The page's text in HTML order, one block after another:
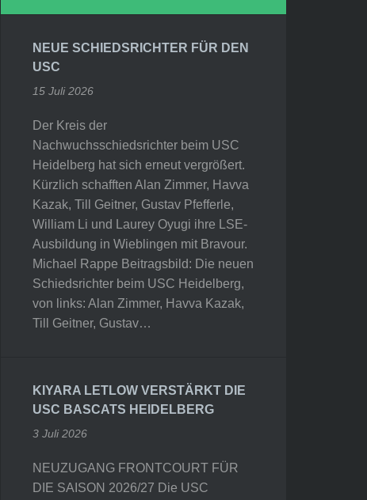
NEUE SCHIEDSRICHTER FÜR DEN
USC
15 Juli 2026
Der Kreis der
Nachwuchsschiedsrichter beim USC
Heidelberg hat sich erneut vergrößert.
Kürzlich schafften Alan Zimmer, Havva
Kazak, Till Geitner, Gustav Pfefferle,
William Li und Laurey Oyugi ihre LSE-
Ausbildung in Wieblingen mit Bravour.
Michael Rappe Beitragsbild: Die neuen
Schiedsrichter beim USC Heidelberg,
von links: Alan Zimmer, Havva Kazak,
Till Geitner, Gustav…
KIYARA LETLOW VERSTÄRKT DIE
USC BASCATS HEIDELBERG
3 Juli 2026
NEUZUGANG FRONTCOURT FÜR
DIE SAISON 2026/27 Die USC